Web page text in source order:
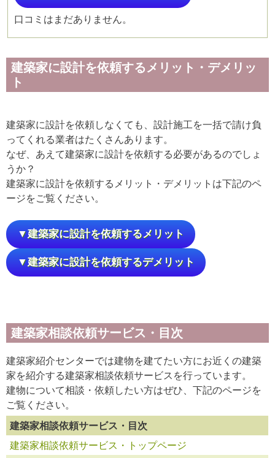
口コミはまだありません。
建築家に設計を依頼するメリット・デメリッ
ト
建築家に設計を依頼しなくても、設計施工を一括で請け負
ってくれる業者はたくさんあります。
なぜ、あえて建築家に設計を依頼する必要があるのでしょ
うか？
建築家に設計を依頼するメリット・デメリットは下記のペ
ージをご覧ください。
▼建築家に設計を依頼するメリット
▼建築家に設計を依頼するデメリット
建築家相談依頼サービス・目次
建築家紹介センターでは建物を建てたい方にお近くの建築
家を紹介する建築家相談依頼サービスを行っています。
建物について相談・依頼したい方はぜひ、下記のページを
ご覧ください。
建築家相談依頼サービス・目次
建築家相談依頼サービス・トップページ